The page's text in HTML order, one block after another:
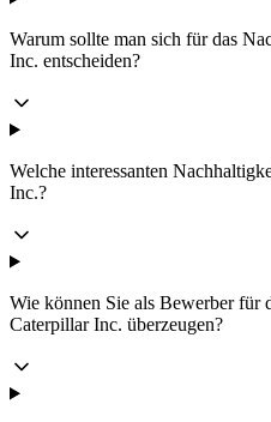
Warum sollte man sich für das
Inc. entscheiden?
Welche interessanten
Inc.?
Wie können Sie als Bewerber für
Caterpillar Inc. überzeugen?